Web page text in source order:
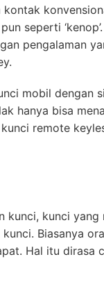
seperti
pengalaman
mobil dengan
hanya bisa
remote
kunci, kunci yang
Biasanya
Hal itu dirasa